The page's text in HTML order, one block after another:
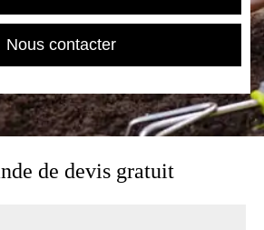
Nous contacter
de devis gratuit